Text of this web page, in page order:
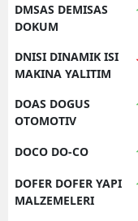
DMSAS DEMISAS
DOKUM
DNISI DINAMIK ISI
MAKINA YALITIM
DOAS DOGUS
OTOMOTIV
DOCO DO-CO
DOFER DOFER YAPI
MALZEMELERI